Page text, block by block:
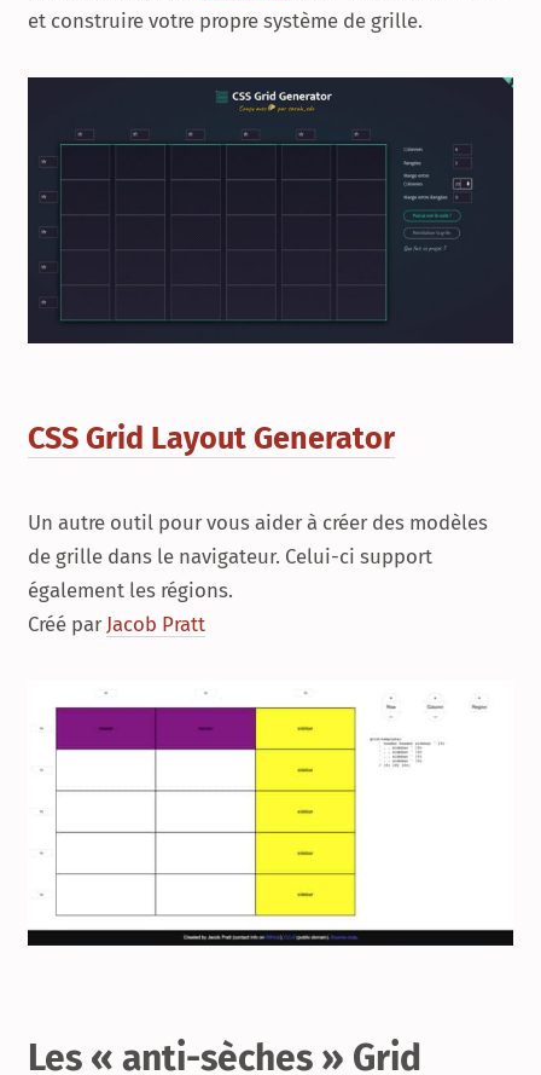
et construire votre propre système de grille.
CSS Grid Layout Generator
Un autre outil pour vous aider à créer des modèles
de grille dans le navigateur. Celui-ci support
également les régions.
Créé par Jacob Pratt
Les « anti-sèches » Grid